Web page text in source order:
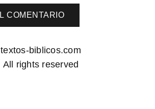
textos-biblicos.com
All rights reserved